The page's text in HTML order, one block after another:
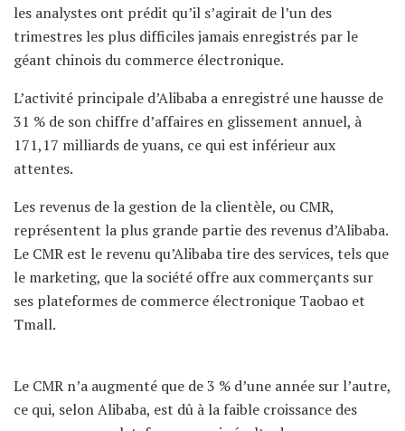
les analystes ont prédit qu’il s’agirait de l’un des
trimestres les plus difficiles jamais enregistrés par le
géant chinois du commerce électronique.
L’activité principale d’Alibaba a enregistré une hausse de
31 % de son chiffre d’affaires en glissement annuel, à
171,17 milliards de yuans, ce qui est inférieur aux
attentes.
Les revenus de la gestion de la clientèle, ou CMR,
représentent la plus grande partie des revenus d’Alibaba.
Le CMR est le revenu qu’Alibaba tire des services, tels que
le marketing, que la société offre aux commerçants sur
ses plateformes de commerce électronique Taobao et
Tmall.
Le CMR n’a augmenté que de 3 % d’une année sur l’autre,
ce qui, selon Alibaba, est dû à la faible croissance des